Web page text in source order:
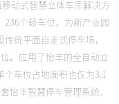
动式智慧立体车库解决方
236个轿车位，为新产业园
统平面自走式停车场，
。应用了怡丰的全自动立
车位占地面积也仅为3.1
怡丰智慧停车管理系统、